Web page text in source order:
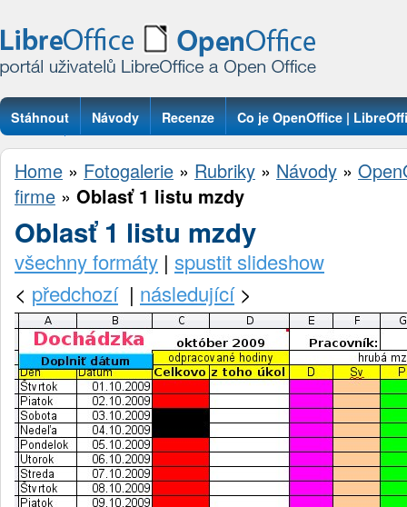
Stáhnout Návody Recenze Co je OpenOffice |
Otázky
Home » Fotogalerie » Rubriky » Návody »
firme » Oblasť 1 listu mzdy
Oblasť 1 listu mzdy
všechny formáty | spustit slideshow
< předchozí| následující>